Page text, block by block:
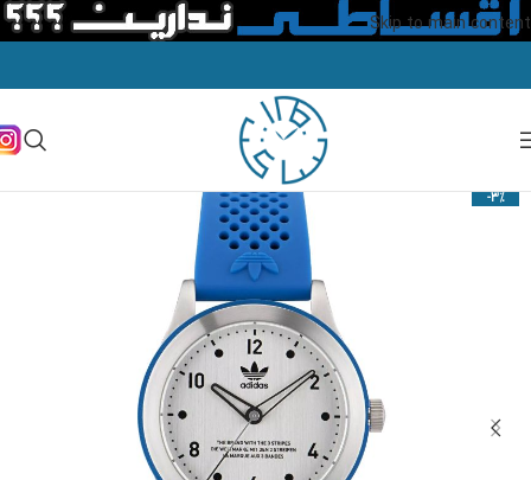
Skip to main content
-3%